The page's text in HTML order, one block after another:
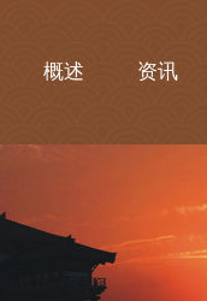
概述 资讯